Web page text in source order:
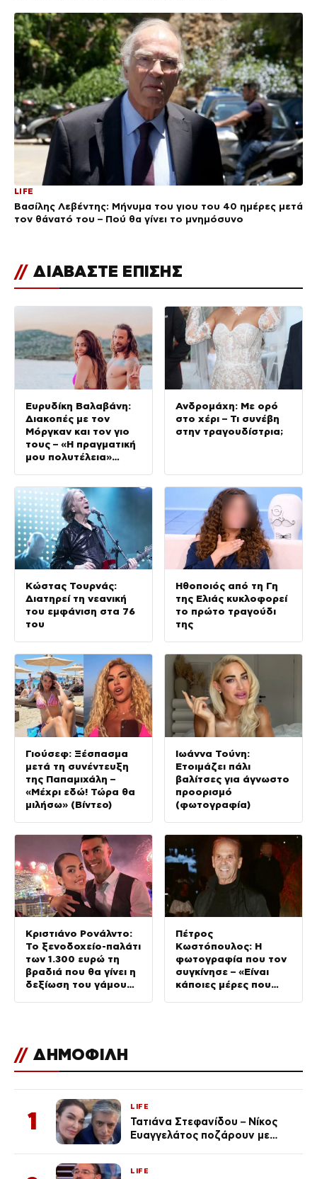
LIFE
Βασίλης Λεβέντης: Μήνυμα του γιου του 40 ημέρες μετά
τον θάνατό του – Πού θα γίνει το μνημόσυνο
// ΔΙΑΒΑΣΤΕ ΕΠΙΣΗΣ
Ευρυδίκη Βαλαβάνη:
Διακοπές με τον
Μόργκαν και τον γιο
τους – «Η πραγματική
μου πολυτέλεια»
Ανδρομάχη: Με ορό
στο χέρι – Τι συνέβη
στην τραγουδίστρια;
Κώστας Τουρνάς:
Διατηρεί τη νεανική
του εμφάνιση στα 76
του
Ηθοποιός από τη Γη
της Ελιάς κυκλοφορεί
το πρώτο τραγούδι
της
Γιούσεφ: Ξέσπασμα
μετά τη συνέντευξη
της Παπαμιχάλη –
«Μέχρι εδώ! Τώρα θα
μιλήσω» (Βίντεο)
Ιωάννα Τούνη:
Ετοιμάζει πάλι
βαλίτσες για άγνωστο
προορισμό
(φωτογραφία)
Κριστιάνο Ρονάλντο:
Το ξενοδοχείο-παλάτι
των 1.300 ευρώ τη
βραδιά που θα γίνει η
δεξίωση του γάμου
Πέτρος
Κωστόπουλος: Η
φωτογραφία που τον
συγκίνησε – «Είναι
κάποιες μέρες που
// ΔΗΜΟΦΙΛΗ
1
LIFE
Τατιάνα Στεφανίδου – Νίκος
Ευαγγελάτος ποζάρουν με
LIFE